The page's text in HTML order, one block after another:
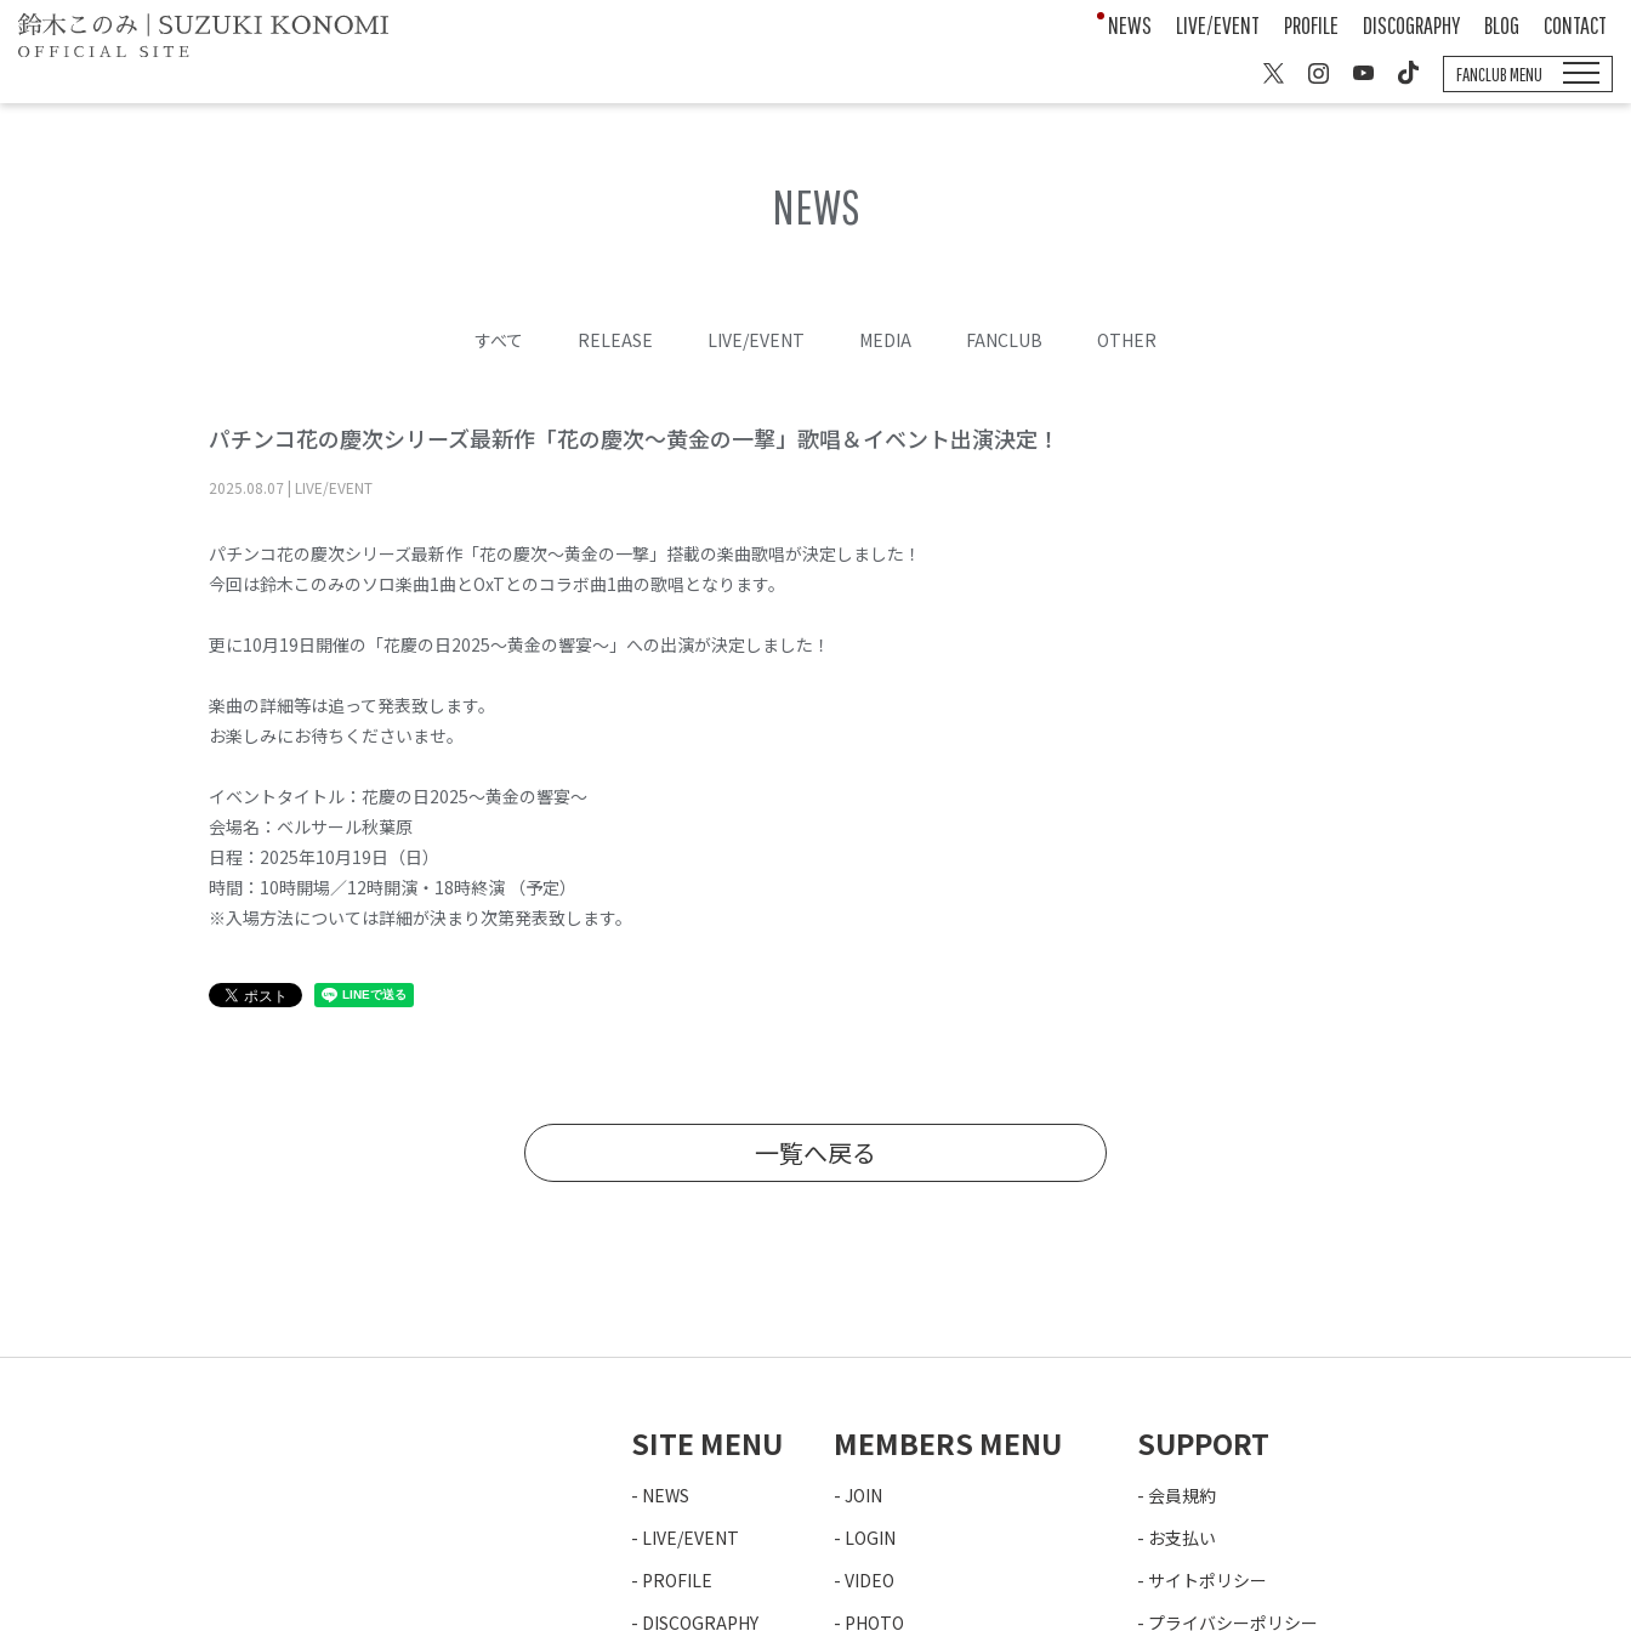
NEWS LIVE/EVENT PROFILE DISCOGRAPHY BLOG CONTACT
FANCLUB MENU
NEWS
すべて RELEASE LIVE/EVENT MEDIA FANCLUB OTHER
パチンコ花の慶次シリーズ最新作「花の慶次～黄金の一撃」歌唱＆イベント出演決定！
2025.08.07 | LIVE/EVENT
パチンコ花の慶次シリーズ最新作「花の慶次～黄金の一撃」搭載の楽曲歌唱が決定しました！
今回は鈴木このみのソロ楽曲1曲とOxTとのコラボ曲1曲の歌唱となります。
更に10月19日開催の「花慶の日2025～黄金の響宴～」への出演が決定しました！
楽曲の詳細等は追って発表致します。
お楽しみにお待ちくださいませ。
イベントタイトル：花慶の日2025～黄金の響宴～
会場名：ベルサール秋葉原
日程：2025年10月19日（日）
時間：10時開場／12時開演・18時終演 （予定）
※入場方法については詳細が決まり次第発表致します。
一覧へ戻る
SITE MENU
NEWS
LIVE/EVENT
PROFILE
DISCOGRAPHY
MEMBERS MENU
JOIN
LOGIN
VIDEO
PHOTO
SUPPORT
会員規約
お支払い
サイトポリシー
プライバシーポリシー